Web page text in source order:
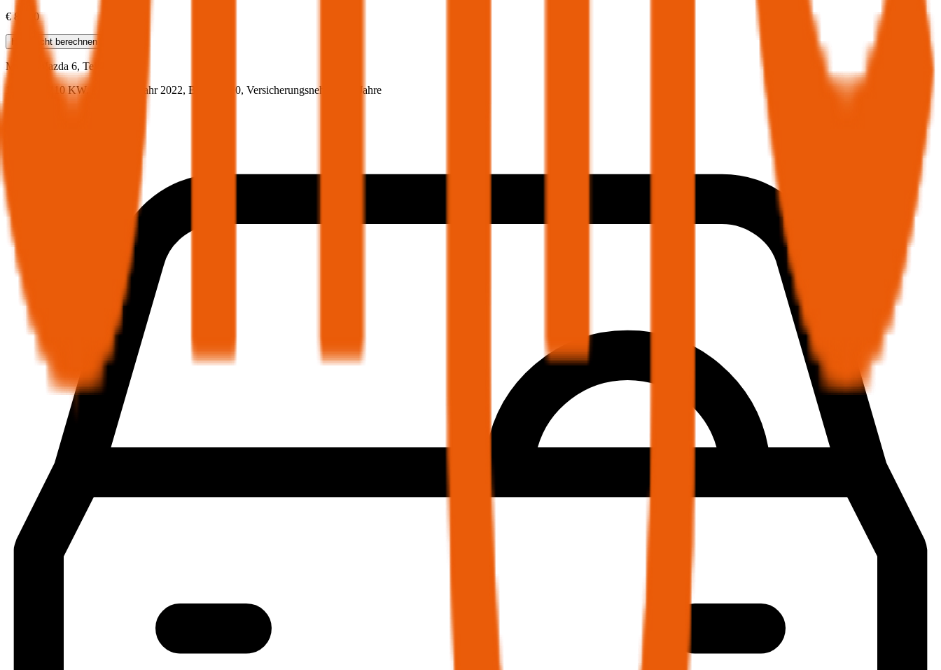
€ 81,00
Haftpflichtberechnen
Mazda
Mazda 6, Teilkasko
149.5 PS/110 KW, diesel, Baujahr 2022, BM-Stufe 0, Versicherungsnehmer 30 Jahre